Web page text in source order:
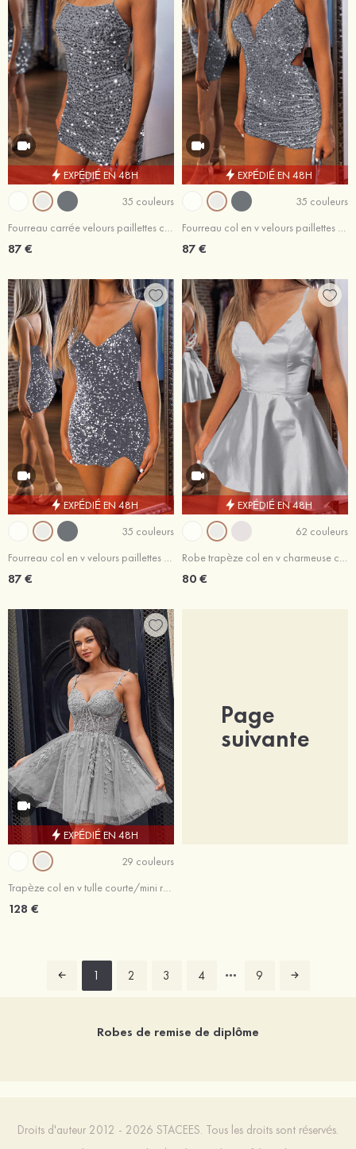
EXPÉDIÉ EN 48H
35 couleurs
Fourreau carrée velours paillettes courte/mini robe de fête de la rentrée
87 €
EXPÉDIÉ EN 48H
35 couleurs
Fourreau col en v velours paillettes courte/mini robe de fête de la rentrée
87 €
EXPÉDIÉ EN 48H
35 couleurs
Fourreau col en v velours paillettes courte/mini robe de fête de la rentrée
87 €
EXPÉDIÉ EN 48H
62 couleurs
Robe trapèze col en v charmeuse courte/mini robe de fête de la rentrée
80 €
EXPÉDIÉ EN 48H
29 couleurs
Trapèze col en v tulle courte/mini robe de fête de la rentrée avec dentelle
128 €
Page
suivante
1 2 3 4 9
Robes de remise de diplôme
Droits d'auteur 2012 - 2026 STACEES. Tous les droits sont réservés.